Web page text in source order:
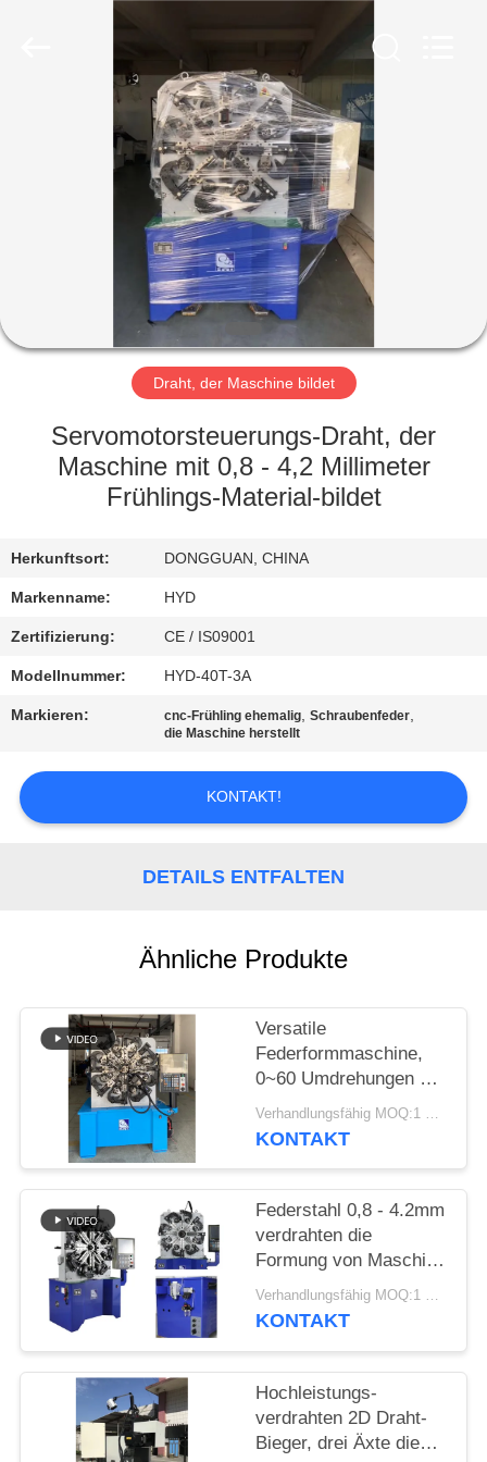
PRODUKTE
FABRIK-
AUSFLUG
QUALITÄTSKONTROLLE
SIE
MIT
UNS
IN
VERBINDUNG
NACHRICHTEN
PRIVACY
POLICY
Draht, der Maschine bildet
Servomotorsteuerungs-Draht, der
Maschine mit 0,8 - 4,2 Millimeter
Frühlings-Material-bildet
Herkunftsort: DONGGUAN, CHINA
Markenname: HYD
Zertifizierung: CE / IS09001
Modellnummer: HYD-40T-3A
Markieren: cnc-Frühling ehemalig,Schraubenfeder,
die Maschine herstellt
KONTAKT!
DETAILS ENTFALTEN
Ähnliche Produkte
Versatile
Federformmaschine,
0~60 Umdrehungen pro
Minute 5,5 kW
Servomotor mit 4,2 mm
Verhandlungsfähig MOQ:1 Satz
KONTAKT
Federstahl 0,8 - 4.2mm
verdrahten die
Formung von Maschine
CNC Controlller 100KG
Decoiler
Verhandlungsfähig MOQ:1 Satz
KONTAKT
Hochleistungs-
verdrahten 2D Draht-
Bieger, drei Äxte die